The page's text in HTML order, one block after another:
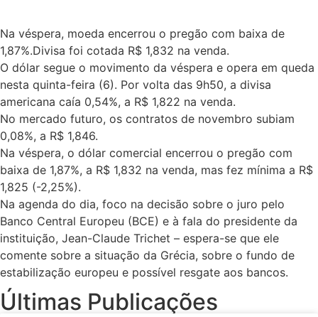
Na véspera, moeda encerrou o pregão com baixa de
1,87%.Divisa foi cotada R$ 1,832 na venda.
O dólar segue o movimento da véspera e opera em queda
nesta quinta-feira (6). Por volta das 9h50, a divisa
americana caía 0,54%, a R$ 1,822 na venda.
No mercado futuro, os contratos de novembro subiam
0,08%, a R$ 1,846.
Na véspera, o dólar comercial encerrou o pregão com
baixa de 1,87%, a R$ 1,832 na venda, mas fez mínima a R$
1,825 (-2,25%).
Na agenda do dia, foco na decisão sobre o juro pelo
Banco Central Europeu (BCE) e à fala do presidente da
instituição, Jean-Claude Trichet – espera-se que ele
comente sobre a situação da Grécia, sobre o fundo de
estabilização europeu e possível resgate aos bancos.
Últimas Publicações